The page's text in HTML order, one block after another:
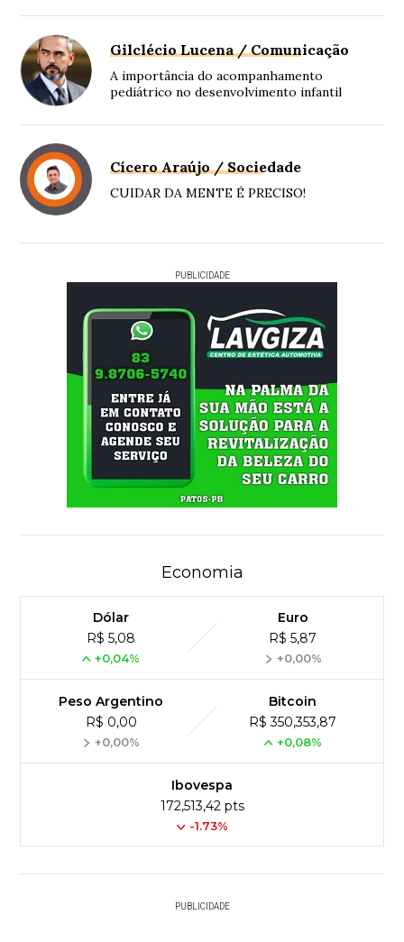
Gilclécio Lucena / Comunicação
A importância do acompanhamento
pediátrico no desenvolvimento infantil
Cícero Araújo / Sociedade
CUIDAR DA MENTE É PRECISO!
PUBLICIDADE
Economia
Dólar
R$ 5,08
+0,04%
Euro
R$ 5,87
+0,00%
Peso Argentino
R$ 0,00
+0,00%
Bitcoin
R$ 350,353,87
+0,08%
Ibovespa
172,513,42 pts
-1.73%
PUBLICIDADE